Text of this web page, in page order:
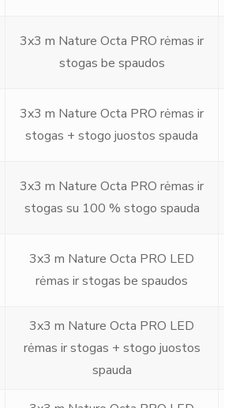
3x3 m Nature Octa PRO rėmas ir
stogas be spaudos
3x3 m Nature Octa PRO rėmas ir
stogas + stogo juostos spauda
3x3 m Nature Octa PRO rėmas ir
stogas su 100 % stogo spauda
3x3 m Nature Octa PRO LED
rėmas ir stogas be spaudos
3x3 m Nature Octa PRO LED
rėmas ir stogas + stogo juostos
spauda